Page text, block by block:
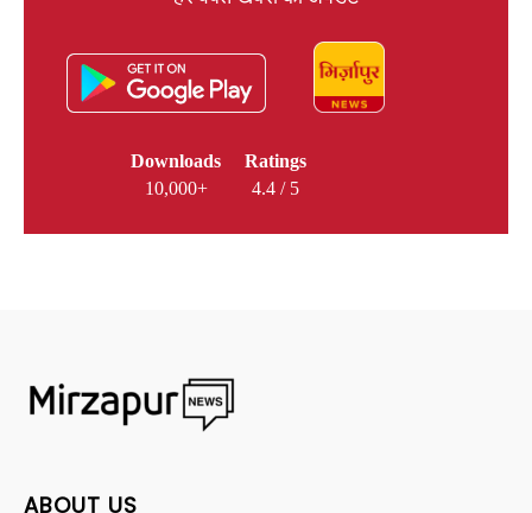
Downloads
10,000+
Ratings
4.4 / 5
ABOUT US